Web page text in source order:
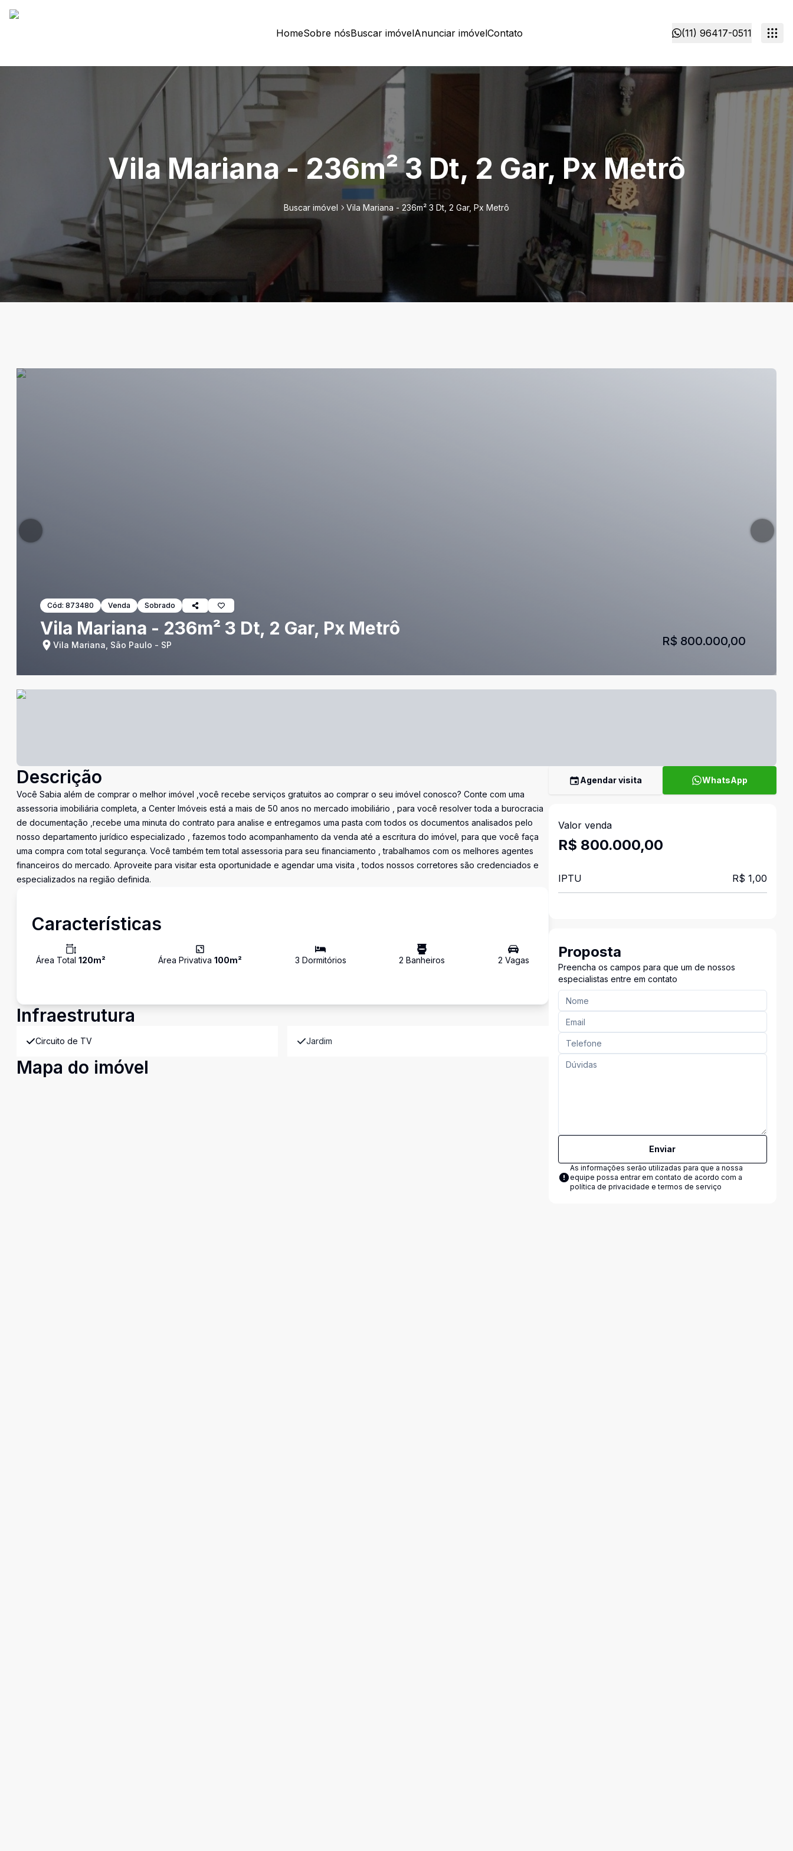
HomeSobre nósBuscar imóvelAnunciar imóvelContato (11) 96417-0511
Vila Mariana - 236m² 3 Dt, 2 Gar, Px Metrô
Buscar imóvel Vila Mariana - 236m² 3 Dt, 2 Gar, Px Metrô
Cód: 873480 Venda Sobrado
Vila Mariana - 236m² 3 Dt, 2 Gar, Px Metrô
Vila Mariana, São Paulo - SP R$ 800.000,00
Descrição
Você Sabia além de comprar o melhor imóvel ,você recebe serviços gratuitos ao comprar o seu imóvel conosco? Conte com uma
assessoria imobiliária completa, a Center Imóveis está a mais de 50 anos no mercado imobiliário , para você resolver toda a burocracia
de documentação ,recebe uma minuta do contrato para analise e entregamos uma pasta com todos os documentos analisados pelo
nosso departamento jurídico especializado , fazemos todo acompanhamento da venda até a escritura do imóvel, para que você faça
uma compra com total segurança. Você também tem total assessoria para seu financiamento , trabalhamos com os melhores agentes
financeiros do mercado. Aproveite para visitar esta oportunidade e agendar uma visita , todos nossos corretores são credenciados e
especializados na região definida.
Características
Área Total 120m² Área Privativa100m² 3 Dormitórios 2 Banheiros 2 Vagas
Infraestrutura
Circuito de TV Jardim
Mapa do imóvel
Agendar visita WhatsApp
Valor venda
R$ 800.000,00
IPTU R$ 1,00
Proposta
Preencha os campos para que um de nossos
especialistas entre em contato
Enviar
As informações serão utilizadas para que a nossa
equipe possa entrar em contato de acordo com a
política de privacidade e termos de serviço